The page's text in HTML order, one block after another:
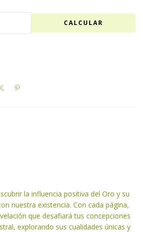
CALCULAR
la influencia positiva del Oro y su
nuestra existencia. Con cada página,
que desafiará tus concepciones
explorando sus cualidades únicas y